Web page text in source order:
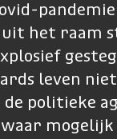
het raam
leven
politieke
mogelijk